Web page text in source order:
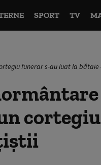
SPORT TV
funerar s-au luat la bătaie